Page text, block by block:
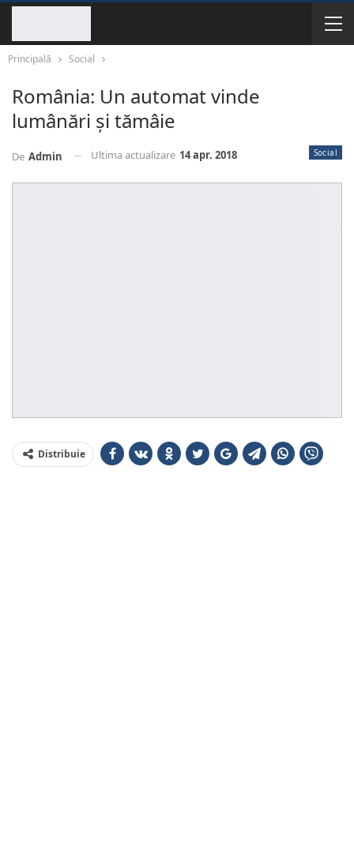
Principală Social
România: Un automat vinde
lumânări și tămâie
Social
De Admin Ultima actualizare 14 apr. 2018
Distribuie